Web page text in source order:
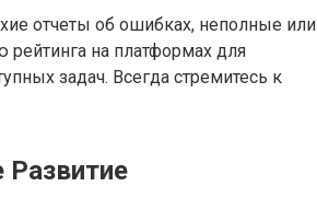
отчеты об ошибках, неполные или
на платформах для
задач. Всегда стремитесь к
Развитие